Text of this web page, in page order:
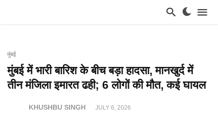
मुंबई
मुंबई में भारी बारिश के बीच बड़ा हादसा, मानखुर्द में
तीन मंजिला इमारत ढही; 6 लोगों की मौत, कई घायल
KHUSHBU SINGH JULY 6, 2026